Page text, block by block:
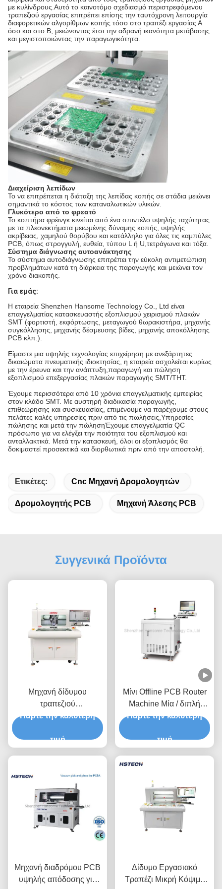
με κυλίνδρους.Αυτό το καινοτόμο σχεδιασμό περιστρεφόμενου
τραπεζιού εργασίας επιτρέπει επίσης την ταυτόχρονη λειτουργία
διαφορετικών αλγορίθμων κοπής τόσο στο τραπέζι εργασίας Α
όσο και στο B, μειώνοντας έτσι την αδρανή ικανότητα μετάβασης
και μεγιστοποιώντας την παραγωγικότητα.
Διαχείριση λεπίδων
Το να επιτρέπεται η διάταξη της λεπίδας κοπής σε στάδια μειώνει
σημαντικά το κόστος των καταναλωτικών υλικών.
Γλυκότερο από το φρεατό
Το κοπτήρα φρέινγκ κινείται από ένα σπιντέλο υψηλής ταχύτητας
με τα πλεονεκτήματα μειωμένης δύναμης κοπής, υψηλής
ακρίβειας, χαμηλού θορύβου και κατάλληλο για όλες τις καμπύλες
PCB, όπως στρογγυλή, ευθεία, τύπου L ή U,τετράγωνα και τόξα.
Σύστημα διάγνωσης αυτοανάκτησης
Το σύστημα αυτοδιάγνωσης επιτρέπει την εύκολη αντιμετώπιση
προβλημάτων κατά τη διάρκεια της παραγωγής και μειώνει τον
χρόνο διακοπής.
Για εμάς:
Η εταιρεία Shenzhen Hansome Technology Co., Ltd είναι
επαγγελματίας κατασκευαστής εξοπλισμού χειρισμού πλακών
SMT (φορτιστή, εκφόρτωσης, μεταγωγού θωρακιστήρα, μηχανής
συγκόλλησης, μηχανής δέσμευσης βίδες, μηχανής αποκόλλησης
PCB κλπ.).
Είμαστε μια υψηλής τεχνολογίας επιχείρηση με ανεξάρτητες
δικαιώματα πνευματικής ιδιοκτησίας, η εταιρεία ασχολείται κυρίως
με την έρευνα και την ανάπτυξη,παραγωγή και πώληση
εξοπλισμού επεξεργασίας πλακών παραγωγής SMT/THT.
Έχουμε περισσότερα από 10 χρόνια επαγγελματικής εμπειρίας
στον κλάδο SMT. Με αυστηρή διαδικασία παραγωγής,
επιθεώρησης και συσκευασίας, επιμένουμε να παρέχουμε στους
πελάτες καλές υπηρεσίες πριν από τις πωλήσεις,Υπηρεσίες
πώλησης και μετά την πώλησηΈχουμε επαγγελματία QC
πρόσωπο για να ελέγξει την ποιότητα του εξοπλισμού και
ανταλλακτικά. Μετά την κατασκευή, όλοι οι εξοπλισμός θα
δοκιμαστεί προσεκτικά και διορθωτικά πριν από την αποστολή.
Ετικέτες: Cnc Μηχανή Δρομολογητών
Δρομολογητής PCB Μηχανή Άλεσης PCB
Συγγενικά Προϊόντα
Μηχανή δίδυμου
τραπεζιού
αυτοματοποιημένης
δρομολόγησης
Πάρτε την καλύτερη
τιμή
Μίνι Offline PCB Router
Machine Μία / διπλή
πλατφόρμα εργασίας
Πάρτε την καλύτερη
τιμή
Μηχανή διαδρόμου PCB
υψηλής απόδοσης για
Δίδυμο Εργασιακό
Τραπέζι Μικρή Κόψιμο